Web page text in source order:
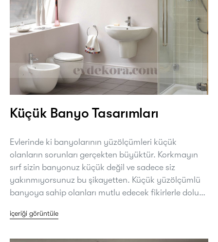
Küçük Banyo Tasarımları
Evlerinde ki banyolarının yüzölçümleri küçük
olanların sorunları gerçekten büyüktür. Korkmayın
sırf sizin banyonuz küçük değil ve sadece siz
yakınmıyorsunuz bu şikayetten. Küçük yüzölçümlü
banyoya sahip olanları mutlu edecek fikirlerle dolu…
içeriği görüntüle